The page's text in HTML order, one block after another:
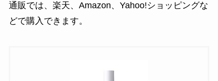
通販では、楽天、Amazon、Yahoo!ショッピングな
どで購入できます。